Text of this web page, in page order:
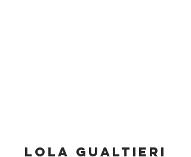
LOLA GUALTIERI